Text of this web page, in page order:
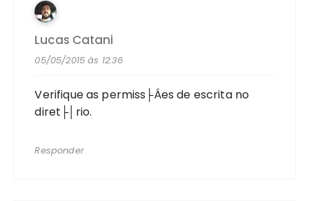
Lucas Catani
05/05/2015 às 12:36
Verifique as permiss├Áes de escrita no
diret├│rio.
Responder